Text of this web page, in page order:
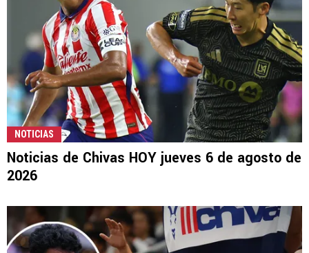
NOTICIAS
Noticias de Chivas HOY jueves 6 de agosto de
2026